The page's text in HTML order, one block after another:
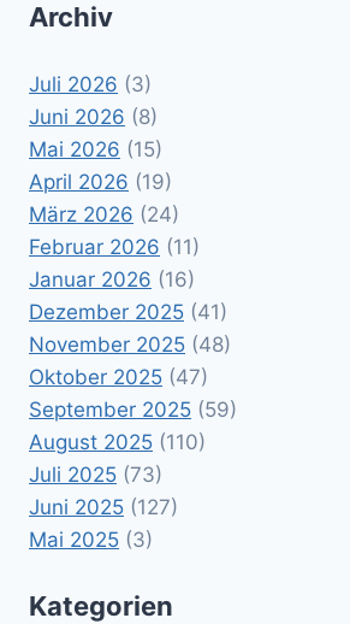
Archiv
Juli 2026 (3)
Juni 2026 (8)
Mai 2026 (15)
April 2026 (19)
März 2026 (24)
Februar 2026 (11)
Januar 2026 (16)
Dezember 2025 (41)
November 2025 (48)
Oktober 2025 (47)
September 2025 (59)
August 2025 (110)
Juli 2025 (73)
Juni 2025 (127)
Mai 2025 (3)
Kategorien